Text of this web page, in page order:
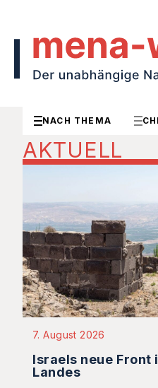
NACH THEMA
AKTUELL
7. August 2026
Israels neue Front
Landes